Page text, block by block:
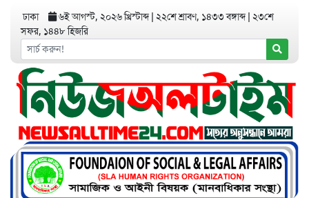
ঢাকা ৬ই আগস্ট, ২০২৬ খ্রিস্টাব্দ ২২শে শ্রাবণ, ১৪৩৩ বঙ্গাব্দ ২৩শে
সফর, ১৪৪৮ হিজরি